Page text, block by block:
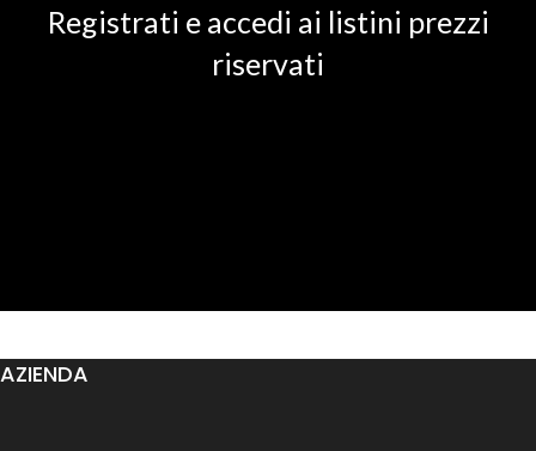
Registrati e accedi ai listini prezzi
riservati
AZIENDA